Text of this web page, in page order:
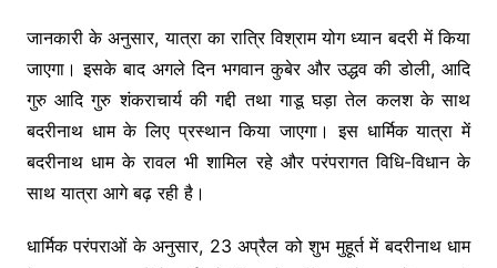
जानकारी के अनुसार, यात्रा का रात्रि विश्रामयोग ध्यान बदरीमें किया
जाएगा। इसके बाद अगले दिन भगवान कुबेर और उद्धव की डोली, आदि
गुरुआदि गुरु शंकराचार्यकी गद्दी तथा गाडू घड़ा तेल कलश के साथ
बदरीनाथ धाम के लिए प्रस्थान किया जाएगा। इस धार्मिक यात्रा में
बदरीनाथ धाम के रावल भी शामिल रहे और परंपरागत विधि-विधान के
साथ यात्रा आगे बढ़ रही है।
धार्मिक परंपराओं के अनुसार, 23 अप्रैल को शुभ मुहूर्त में बदरीनाथ धाम